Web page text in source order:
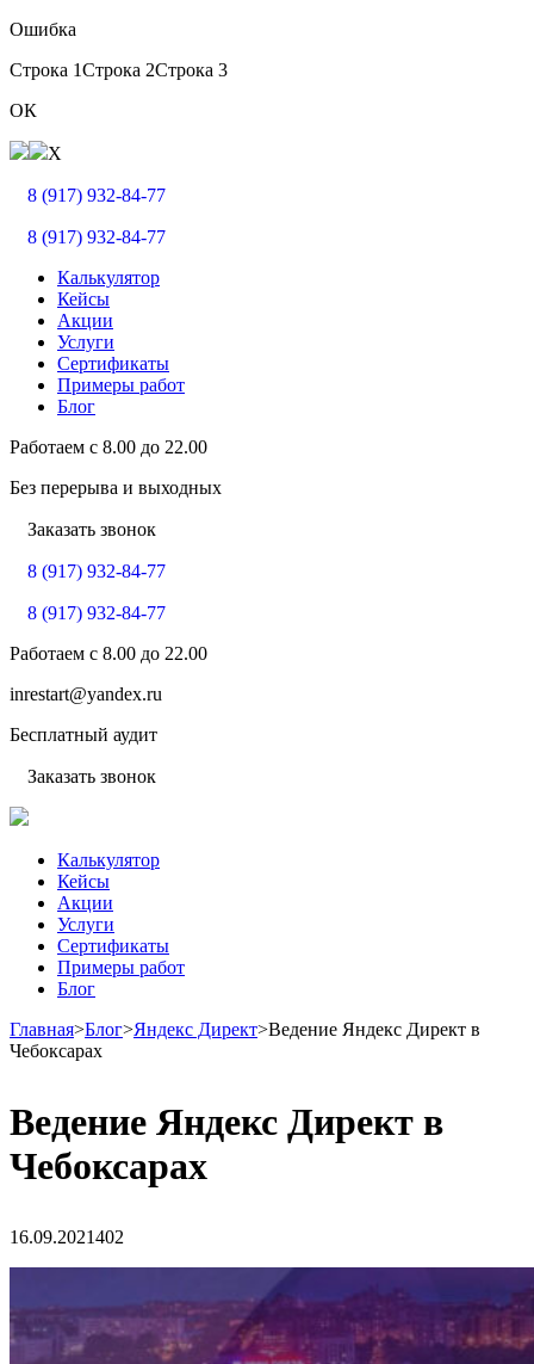
Ошибка
Строка 1Строка 2Строка 3
ОК
X
8 (917) 932-84-77
8 (917) 932-84-77
Калькулятор
Кейсы
Акции
Услуги
Сертификаты
Примеры работ
Блог
Работаем с 8.00 до 22.00
Без перерыва и выходных
Заказать звонок
8 (917) 932-84-77
8 (917) 932-84-77
Работаем с 8.00 до 22.00
inrestart@yandex.ru
Бесплатный аудит
Заказать звонок
Калькулятор
Кейсы
Акции
Услуги
Сертификаты
Примеры работ
Блог
Главная>Блог>Яндекс Директ>Ведение Яндекс Директ в
Чебоксарах
Ведение Яндекс Директ в
Чебоксарах
16.09.2021402